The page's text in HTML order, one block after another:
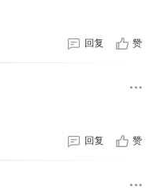
回复 赞
回复 赞